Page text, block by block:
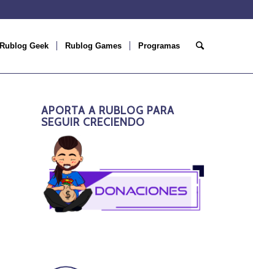
Rublog Geek Rublog Games Programas
APORTA A RUBLOG PARA
SEGUIR CRECIENDO